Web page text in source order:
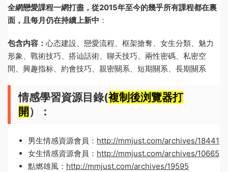
全網戀愛課程一網打盡，從2015年至今的幾乎所有課程都在裏
面，且每月仍在持續上新中 ：
包含内容： 心态建設、戀愛流程、框架搶奪、女生分類、魅力
形象、戰術技巧、搭讪話術、聊天技巧、兩性密碼、私密空
間、興趣指标、約會技巧、親密關系、短期關系、長期關系
情感學習資源目錄(複制後浏覽器打
開 ）：
男生情感資源會員： http://mmjust.com/archives/18441
女生情感資源會員： http://mmjust.com/archives/10665
點燃雄風： http://mmjust.com/archives/19595